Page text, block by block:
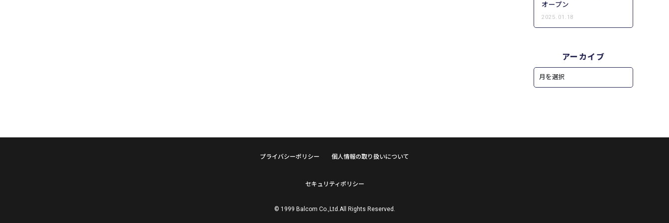
オープン
2025.01.18
アーカイブ
プライバシーポリシー 個人情報の取り扱いについて
セキュリティポリシー
© 1999 Balcom Co.,Ltd.All Rights Reserved.